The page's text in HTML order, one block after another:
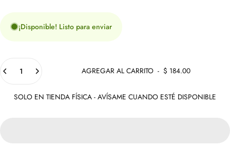
¡Disponible! Listo para enviar
Cantidad
AGREGAR AL CARRITO - $ 184.00
SOLO EN TIENDA FÍSICA - AVÍSAME CUANDO ESTÉ DISPONIBLE